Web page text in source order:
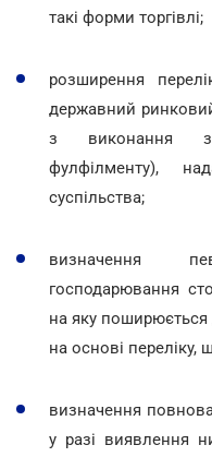
такі форми торгівлі;
розширення
державний
з виконання
фулфілменту),
суспільства;
визначення
господарювання
на яку поширюється
на основі переліку,
визначення
у разі виявлення